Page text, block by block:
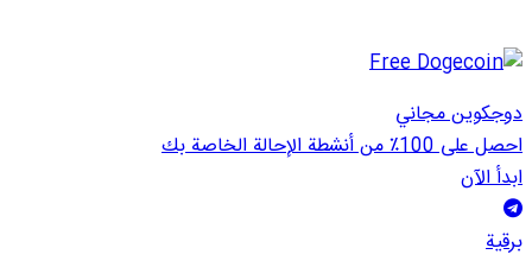
دوجكوين مجاني
احصل على 100٪ من أنشطة الإحالة الخاصة بك
ابدأ الآن
برقية